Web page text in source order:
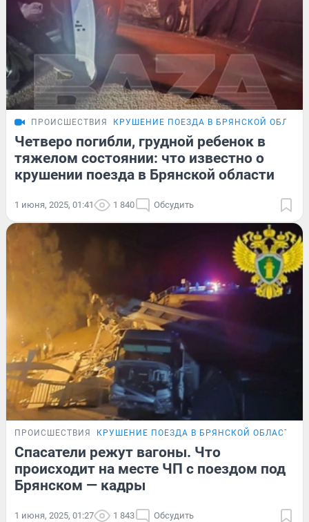
ПРОИСШЕСТВИЯ КРУШЕНИЕ ПОЕЗДА В БРЯНСКОЙ
Четверо погибли, грудной ребенок в
тяжелом состоянии: что известно о
крушении поезда в Брянской области
1 июня, 2025, 01:41 1 840 Обсудить
ПРОИСШЕСТВИЯ КРУШЕНИЕ ПОЕЗДА В БРЯНСКОЙ ОБЛАСТИ
Спасатели режут вагоны. Что
происходит на месте ЧП с поездом под
Брянском — кадры
1 июня, 2025, 01:27 1 843 Обсудить